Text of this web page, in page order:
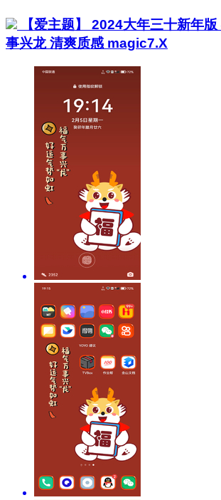
【爱主题】 2024大年三十新年
事兴龙 清爽质感 magic7.X